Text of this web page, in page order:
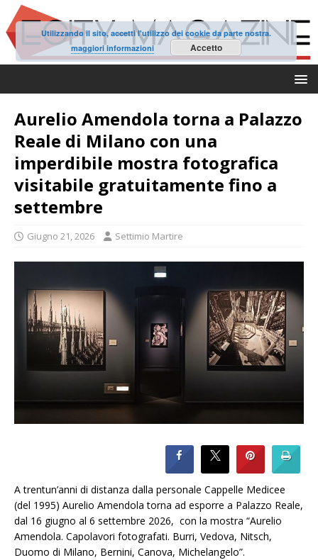
Aurelio Amendola torna a Palazzo
Reale di Milano con una
imperdibile mostra fotografica
visitabile gratuitamente fino a
settembre
Giugno 21, 2026 Settimio Martire
A trentun’anni di distanza dalla personale Cappelle Medicee
(del 1995) Aurelio Amendola torna ad esporre a Palazzo Reale,
dal 16 giugno al 6 settembre 2026, con la mostra “Aurelio
Amendola. Capolavori fotografati. Burri, Vedova, Nitsch,
Duomo di Milano, Bernini, Canova, Michelangelo”.
Utilizzando il sito, accetti l'utilizzo dei cookie da parte nostra.
maggiori informazioni
Accetto